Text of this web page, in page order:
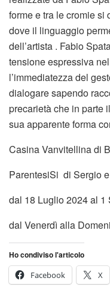
forme e tra le cromie
dove il linguaggio
dell’artista . Fabio
tensione espressiva
l’immediatezza del
dialogare sapendo
precarietà che in parte
sua apparente forma
Casina Vanvitellina di
ParentesiSi di Sergio
dal 18 Luglio 2024 al 1
dal Venerdì alla
Ho condiviso l'articolo
Facebook
X